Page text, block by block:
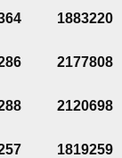
1883220
2177808
2120698
1819259